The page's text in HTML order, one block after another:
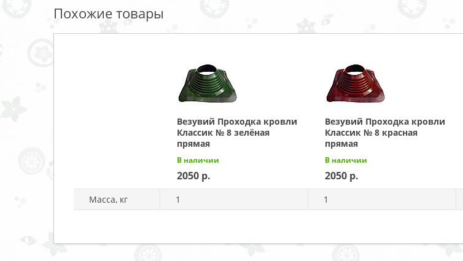
Похожие товары
Везувий Проходка кровли
Классик № 8 зелёная
прямая
В наличии
2050
Везувий Проходка кровли
Классик № 8 красная
прямая
В наличии
2050
Масса, кг 1 1